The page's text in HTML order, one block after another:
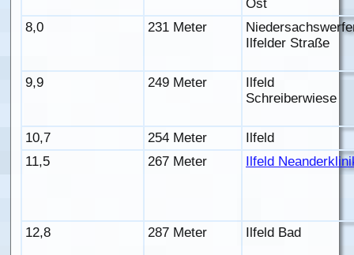
Ost
8,0
231 Meter
Ilfelder Straße
9,9 249 Meter
Ilfeld
Schreiberwiese
10,7 254 Meter
Ilfeld
11,5
267 Meter Ilfeld
12,8 287 Meter Ilfeld Bad